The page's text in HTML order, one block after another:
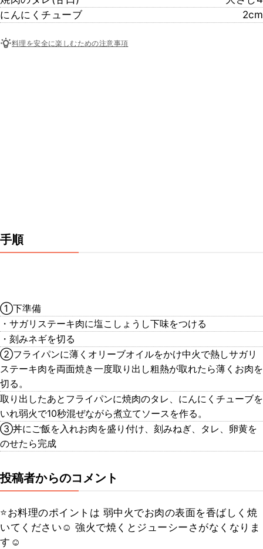
にんにくチューブ
2cm
料理を安全に楽しむための注意事項
手順
①下準備
・サガリステーキ肉に塩こしょうし下味をつける
・刻みネギを切る
②フライパンに薄くオリーブオイルをかけ中火で熱しサガリ
ステーキ肉を両面焼き一度取り出し粗熱が取れたら薄くお肉を
切る。
取り出したあとフライパンに焼肉のタレ、にんにくチューブを
いれ弱火で10秒混ぜながら煮立てソースを作る。
③丼にご飯を入れお肉を盛り付け、刻みねぎ、タレ、卵黄を
のせたら完成
投稿者からのコメント
⭐️お料理のポイントは 弱中火でお肉の表面を香ばしく焼
いてください☺️ 強火で焼くとジューシーさがなくなりま
す☺️